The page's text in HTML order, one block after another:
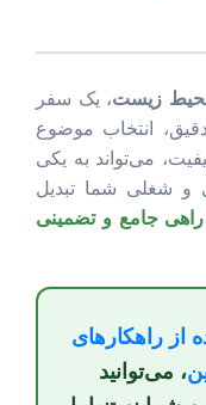
محیط زیست، یک سفر
انتخاب موضوع
می‌تواند به یکی
و شغلی شما تبدیل
جامع و تضمینی
از راهکارهای
، می‌توانید